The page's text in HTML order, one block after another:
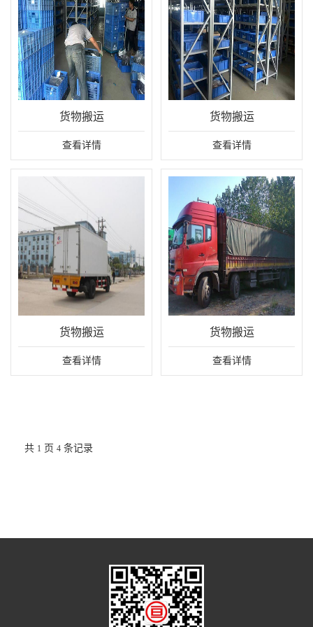
货物搬运
查看详情
货物搬运
查看详情
货物搬运
查看详情
货物搬运
查看详情
共 1 页 4 条记录